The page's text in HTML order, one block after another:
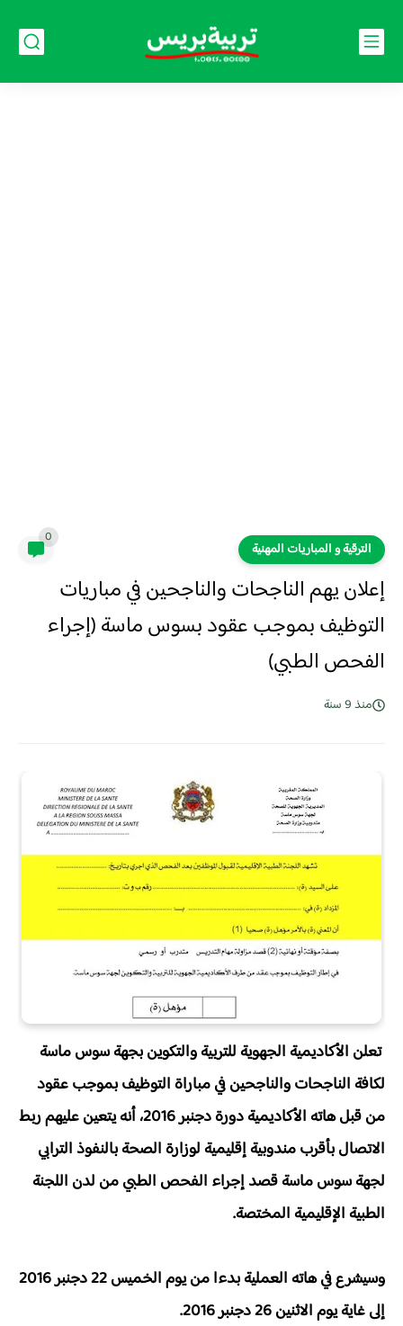
الترقية و المباريات المهنية
0
إعلان يهم الناجحات والناجحين في مباريات
التوظيف بموجب عقود بسوس ماسة (إجراء
الفحص الطبي)
منذ 9 سنة
تعلن الأكاديمية الجهوية للتربية والتكوين بجهة سوس ماسة
لكافة الناجحات والناجحين في مباراة التوظيف بموجب عقود
من قبل هاته الأكاديمية دورة دجنبر 2016، أنه يتعين عليهم ربط
الاتصال بأقرب مندوبية إقليمية لوزارة الصحة بالنفوذ الترابي
لجهة سوس ماسة قصد إجراء الفحص الطبي من لدن اللجنة
الطبية الإقليمية المختصة.
وسيشرع في هاته العملية بدءا من يوم الخميس 22 دجنبر 2016
إلى غاية يوم الاثنين 26 دجنبر 2016.